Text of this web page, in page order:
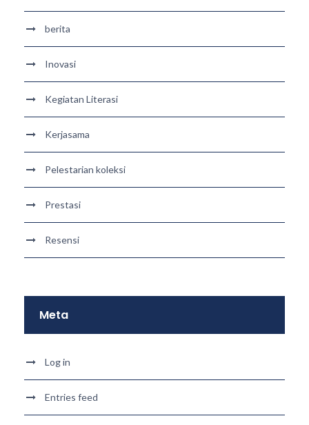
berita
Inovasi
Kegiatan Literasi
Kerjasama
Pelestarian koleksi
Prestasi
Resensi
Meta
Log in
Entries feed